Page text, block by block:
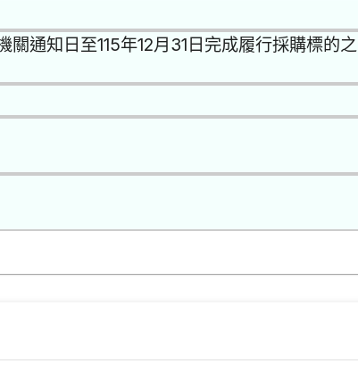
通知日至115年12月31日完成履行採購標的之